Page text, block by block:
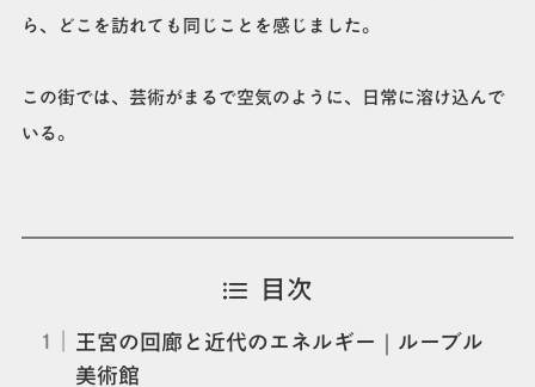
ら、どこを訪れても同じことを感じました。
この街では、芸術がまるで空気のように、日常に溶け込んで
いる。
目次
王宮の回廊と近代のエネルギー｜ルーブル
美術館